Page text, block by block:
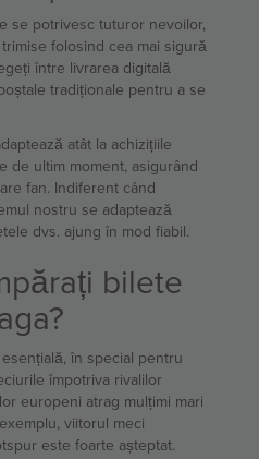
se potrivesc tuturor nevoilor,
folosind cea mai sigură
între livrarea digitală
tradiționale pentru a se
atât la achizițiile
de ultim moment, asigurând
fan. Indiferent când
nostru se adaptează
dvs. ajung în mod fiabil.
bilete
în special pentru
împotriva rivalilor
europeni atrag mulțimi mari
viitorul meci
este foarte așteptat.